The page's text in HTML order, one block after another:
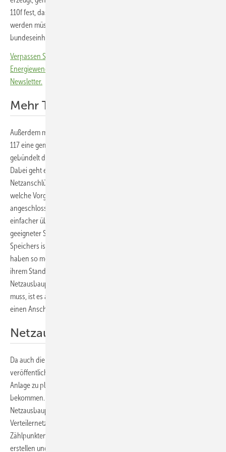
110f fest, dass in ganz Österreich einheitliche Messkonzepte festgelegt
werden müssen. Damit soll die Abrechnung von Strommengen
bundeseinheitlich standardisiert werden.
Verpassen Sie keine wichtige Information rund um die solare
Energiewende! Abonnieren Sie dazu einfach unseren kostenlosen
Newsletter.
Mehr Transparenz im Verteilnetz
Außerdem müssen alle Verteilnetzbetreiber auf Basis von Paragraph
117 eine gemeinsame Internetplattform schaffen, auf der sie
gebündelt die wichtigen Informationen zu ihrem Netz bereitstellen.
Dabei geht es unter anderem um eine Transparenz, wo noch
Netzanschlüsse für Solaranlagen und Speicher verfügbar sind und
welche Vorgaben die Anlagen erfüllen müssen, um ans Netz
angeschlossen zu werden. Dadurch können sich Anlagenplaner
einfacher über die geltenden Vorgaben informieren, wo ein
geeigneter Standort für den Bau einer Solaranlage oder eines
Speichers ist. Auch Gebäudeeigentümer und Gewerbetreibende
haben so mehr Transparenz, ob und unter welchen Bedingungen an
ihrem Standort Anlagen angeschlossen werden können. Da auch die
Netzausbauplanung auf der Internetplattform veröffentlicht werden
muss, ist es auch möglich, schon vorher die Anlage zu planen, um
einen Anschluss an ein ausgebautes Netz zu bekommen.
Netzausbauplan veröffentlichen
Da auch die Netzausbauplanung auf der Internetplattform
veröffentlicht werden muss, ist es auch möglich, schon vorher die
Anlage zu planen, um einen Anschluss an ein ausgebautes Netz zu
bekommen. Eine zusätzliche Verpflichtung zur Vorlage eines
Netzausbauplans hält Paragraph 118f bereit. Demnach müssen
Verteilernetzbetreiber mit mehr als 1.000 angeschlossenen
Zählpunkten künftig einen zehnjährigen Netzentwicklungsplan
erstellen und veröffentlichen. Die Expertinnen und Experten von PV